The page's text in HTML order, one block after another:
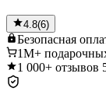
4.8(6)
Безопасная
1M+
1 000+ отзывов